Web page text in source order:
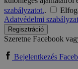
szabályzatot..
Adatvédelmi
Regisztráció
Szeretne Facebook
Bejelentkezés